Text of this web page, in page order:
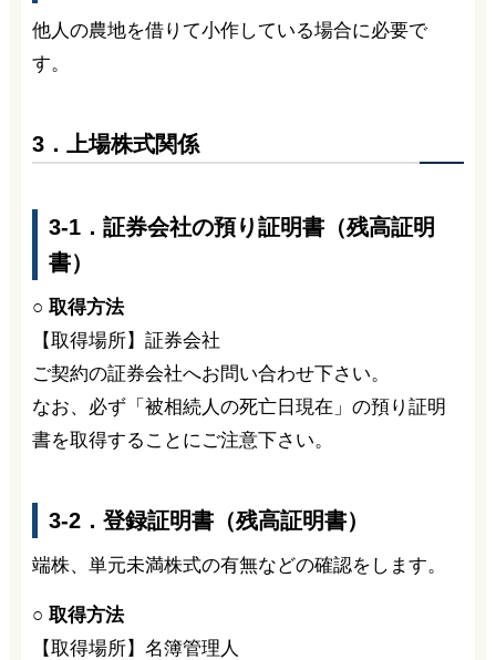
他人の農地を借りて小作している場合に必要で
す。
3．上場株式関係
3-1．証券会社の預り証明書（残高証明
書）
○ 取得方法
【取得場所】証券会社
ご契約の証券会社へお問い合わせ下さい。
なお、必ず「被相続人の死亡日現在」の預り証明
書を取得することにご注意下さい。
3-2．登録証明書（残高証明書）
端株、単元未満株式の有無などの確認をします。
○ 取得方法
【取得場所】名簿管理人